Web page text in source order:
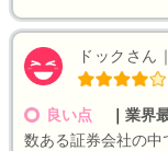
ドックさん
良い点
業界
数ある証券会社の中